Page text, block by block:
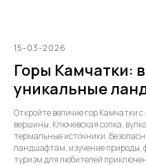
15-03-2026
Горы Камчатки:
уникальные
Откройте величие гор Камчатки
вершины, Ключевская сопка,
термальные источники.
ландшафтам, изучение природы,
туризм для любителей